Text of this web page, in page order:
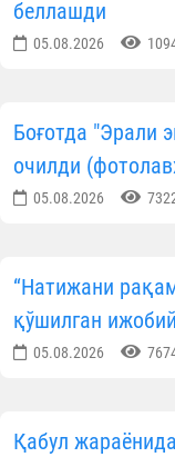
беллашди
05.08.2026
Боғотда "Эрали
очилди
05.08.2026
“Натижани
қўшилган
05.08.2026
Қабул